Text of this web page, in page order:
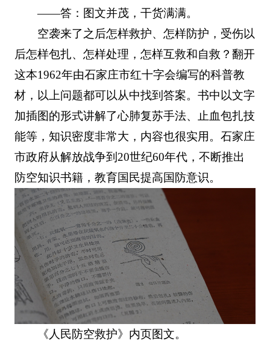
——答：图文并茂，干货满满。
空袭来了之后怎样救护、怎样防护，受伤以
后怎样包扎、怎样处理，怎样互救和自救？翻开
这本1962年由石家庄市红十字会编写的科普教
材，以上问题都可以从中找到答案。书中以文字
加插图的形式讲解了心肺复苏手法、止血包扎技
能等，知识密度非常大，内容也很实用。石家庄
市政府从解放战争到20世纪60年代，不断推出
防空知识书籍，教育国民提高国防意识。
《人民防空救护》内页图文。